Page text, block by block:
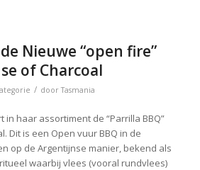
Nieuwe “open fire”
of Charcoal
/ doorTasmania
haar assortiment de “Parrilla BBQ”
Dit is een Open vuur BBQ in de
op de Argentijnse manier, bekend als
waarbij vlees (vooral rundvlees)